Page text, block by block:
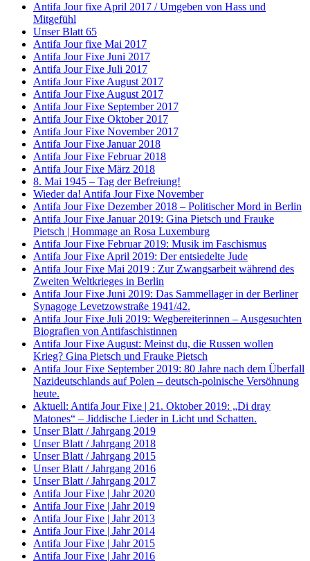
Antifa Jour fixe April 2017 / Umgeben von Hass und
Mitgefühl
Unser Blatt 65
Antifa Jour fixe Mai 2017
Antifa Jour Fixe Juni 2017
Antifa Jour Fixe Juli 2017
Antifa Jour Fixe August 2017
Antifa Jour Fixe August 2017
Antifa Jour Fixe September 2017
Antifa Jour Fixe Oktober 2017
Antifa Jour Fixe November 2017
Antifa Jour Fixe Januar 2018
Antifa Jour Fixe Februar 2018
Antifa Jour Fixe März 2018
8. Mai 1945 – Tag der Befreiung!
Wieder da! Antifa Jour Fixe November
Antifa Jour Fixe Dezember 2018 – Politischer Mord in Berlin
Antifa Jour Fixe Januar 2019: Gina Pietsch und Frauke
Pietsch | Hommage an Rosa Luxemburg
Antifa Jour Fixe Februar 2019: Musik im Faschismus
Antifa Jour Fixe April 2019: Der entsiedelte Jude
Antifa Jour Fixe Mai 2019 : Zur Zwangsarbeit während des
Zweiten Weltkrieges in Berlin
Antifa Jour Fixe Juni 2019: Das Sammellager in der Berliner
Synagoge Levetzowstraße 1941/42.
Antifa Jour Fixe Juli 2019: Wegbereiterinnen – Ausgesuchten
Biografien von Antifaschistinnen
Antifa Jour Fixe August: Meinst du, die Russen wollen
Krieg? Gina Pietsch und Frauke Pietsch
Antifa Jour Fixe September 2019: 80 Jahre nach dem Überfall
Nazideutschlands auf Polen – deutsch-polnische Versöhnung
heute.
Aktuell: Antifa Jour Fixe | 21. Oktober 2019: „Di dray
Matones“ – Jiddische Lieder in Licht und Schatten.
Unser Blatt / Jahrgang 2019
Unser Blatt / Jahrgang 2018
Unser Blatt / Jahrgang 2015
Unser Blatt / Jahrgang 2016
Unser Blatt / Jahrgang 2017
Antifa Jour Fixe | Jahr 2020
Antifa Jour Fixe | Jahr 2019
Antifa Jour Fixe | Jahr 2013
Antifa Jour Fixe | Jahr 2014
Antifa Jour Fixe | Jahr 2015
Antifa Jour Fixe | Jahr 2016